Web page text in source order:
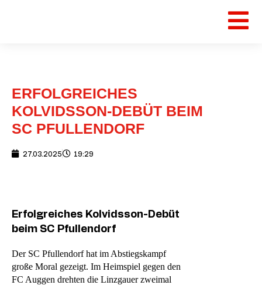
ERFOLGREICHES
KOLVIDSSON-DEBÜT BEIM
SC PFULLENDORF
27.03.2025 19:29
Erfolgreiches Kolvidsson-Debüt
beim SC Pfullendorf
Der SC Pfullendorf hat im Abstiegskampf
große Moral gezeigt. Im Heimspiel gegen den
FC Auggen drehten die Linzgauer zweimal